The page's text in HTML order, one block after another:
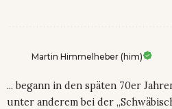
Martin Himmelheber (him)
... begann in den späten 70er
unter anderem bei der